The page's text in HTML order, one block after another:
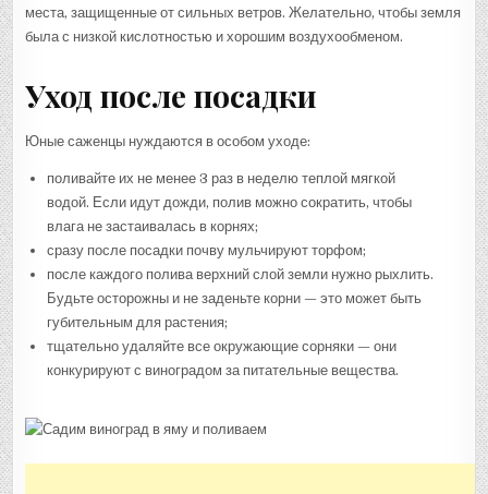
места, защищенные от сильных ветров. Желательно, чтобы земля
была с низкой кислотностью и хорошим воздухообменом.
Уход после посадки
Юные саженцы нуждаются в особом уходе:
поливайте их не менее 3 раз в неделю теплой мягкой
водой. Если идут дожди, полив можно сократить, чтобы
влага не застаивалась в корнях;
сразу после посадки почву мульчируют торфом;
после каждого полива верхний слой земли нужно рыхлить.
Будьте осторожны и не заденьте корни — это может быть
губительным для растения;
тщательно удаляйте все окружающие сорняки — они
конкурируют с виноградом за питательные вещества.